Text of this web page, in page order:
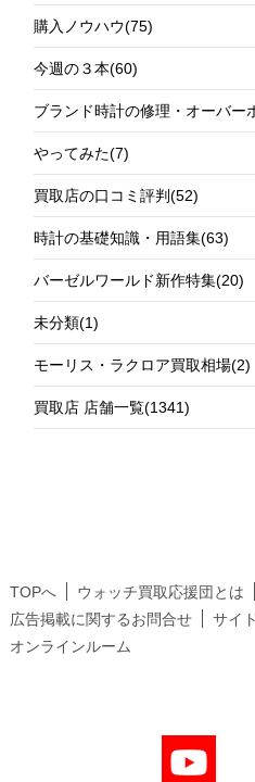
購入ノウハウ(75)
今週の３本(60)
ブランド時計の修理・オーバー
やってみた(7)
買取店の口コミ評判(52)
時計の基礎知識・用語集(63)
バーゼルワールド新作特集(20)
未分類(1)
モーリス・ラクロア買取相場(2)
買取店 店舗一覧(1341)
TOPへ ウォッチ買取応援団とは
広告掲載に関するお問合せ
サイ
オンラインルーム